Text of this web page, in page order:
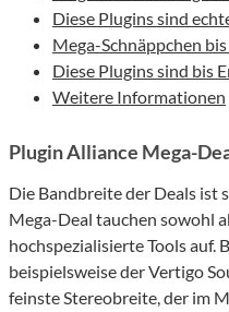
Diese Plugins sind
Mega-Schnäppchen
Diese Plugins sind bis
Weitere Informationen
Plugin Alliance Mega-
Die Bandbreite der Deals ist
Mega-Deal tauchen sowohl
hochspezialisierte Tools auf.
beispielsweise der Vertigo
feinste Stereobreite, der im